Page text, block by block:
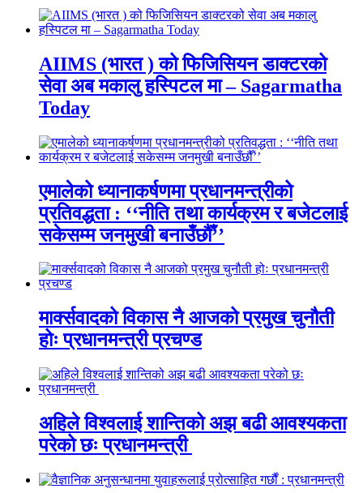
AIIMS (भारत ) को फिजिसियन डाक्टरको
सेवा अब मकालु हस्पिटल मा – Sagarmatha
Today
एमालेको ध्यानाकर्षणमा प्रधानमन्त्रीको
प्रतिवद्धता : ‘‘नीति तथा कार्यक्रम र बजेटलाई
सकेसम्म जनमुखी बनाउँछौँ’’
मार्क्सवादको विकास नै आजको प्रमुख चुनौती
होः प्रधानमन्त्री प्रचण्ड
अहिले विश्वलाई शान्तिको अझ बढी आवश्यकता
परेको छः प्रधानमन्त्री